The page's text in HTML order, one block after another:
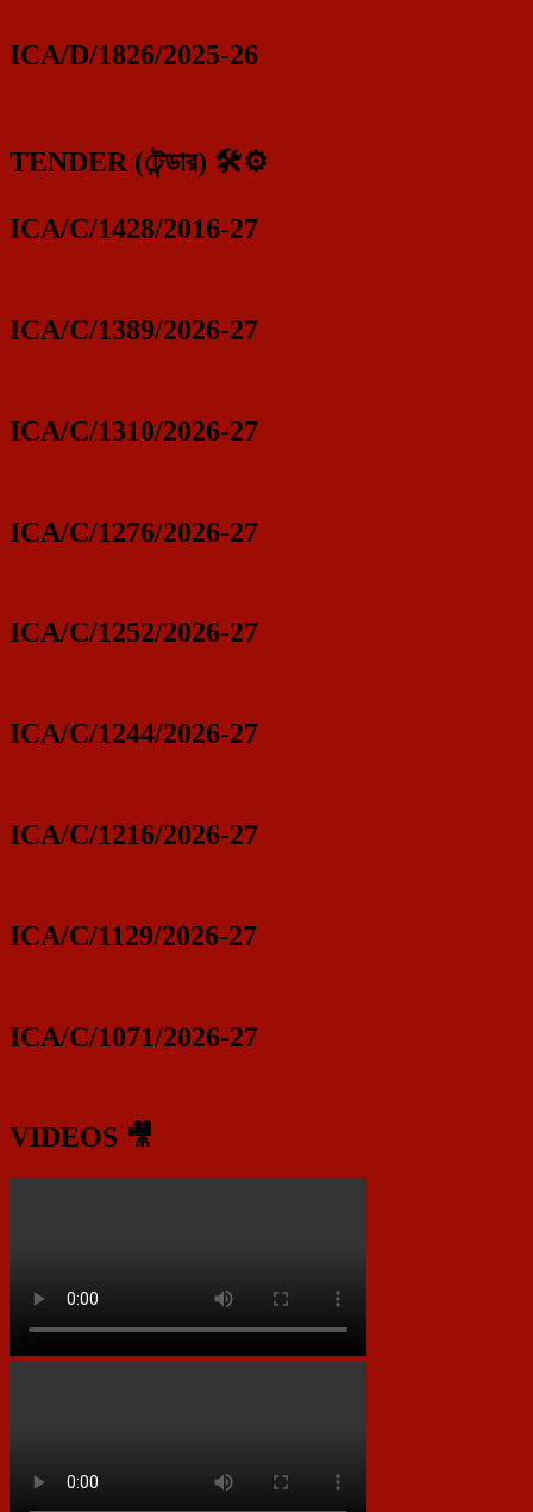
ICA/D/1826/2025-26
TENDER (টেন্ডার) 🛠️⚙️
ICA/C/1428/2016-27
ICA/C/1389/2026-27
ICA/C/1310/2026-27
ICA/C/1276/2026-27
ICA/C/1252/2026-27
ICA/C/1244/2026-27
ICA/C/1216/2026-27
ICA/C/1129/2026-27
ICA/C/1071/2026-27
VIDEOS 🎥